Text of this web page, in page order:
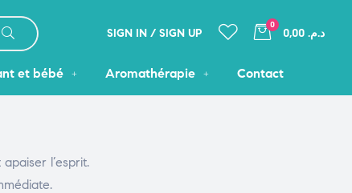
SIGN IN / SIGN UP
0
د.م. 0,00
et bébé Aromathérapie Contact
l’esprit.